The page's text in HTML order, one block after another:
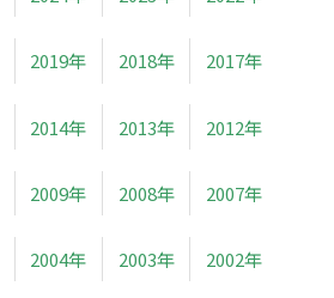
2019年 2018年 2017年
2014年 2013年 2012年
2009年 2008年 2007年
2004年 2003年 2002年